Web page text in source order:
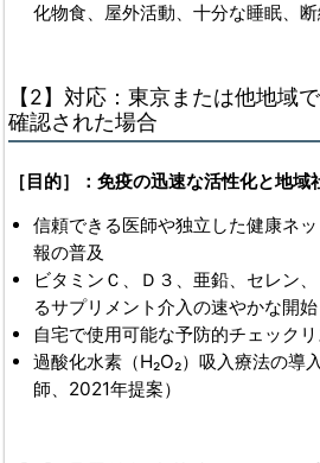
化物食、屋外活動、十分な睡眠、
【2】対応：東京または他地域
確認された場合
［目的］：免疫の迅速な活性化と地
信頼できる医師や独立した健康ネ
報の普及
ビタミンＣ、Ｄ３、亜鉛、セレン
るサプリメント介入の速やかな開始
自宅で使用可能な予防的チェック
過酸化水素（H₂O₂）吸入療法の導
師、2021年提案）